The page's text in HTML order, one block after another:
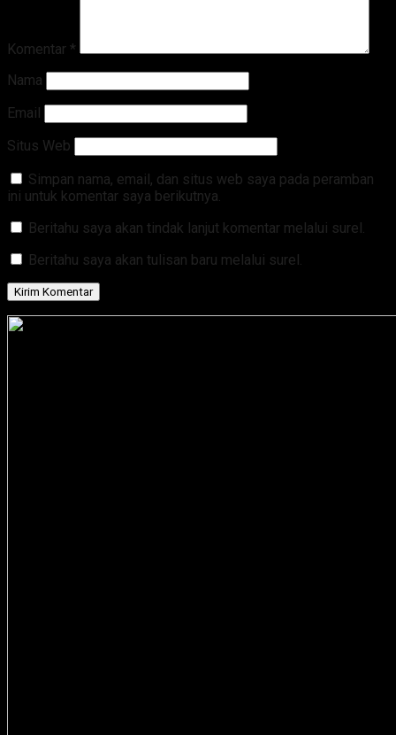
Komentar *
Nama
Email
Situs Web
Simpan nama, email, dan situs web saya pada peramban
ini untuk komentar saya berikutnya.
Beritahu saya akan tindak lanjut komentar melalui surel.
Beritahu saya akan tulisan baru melalui surel.